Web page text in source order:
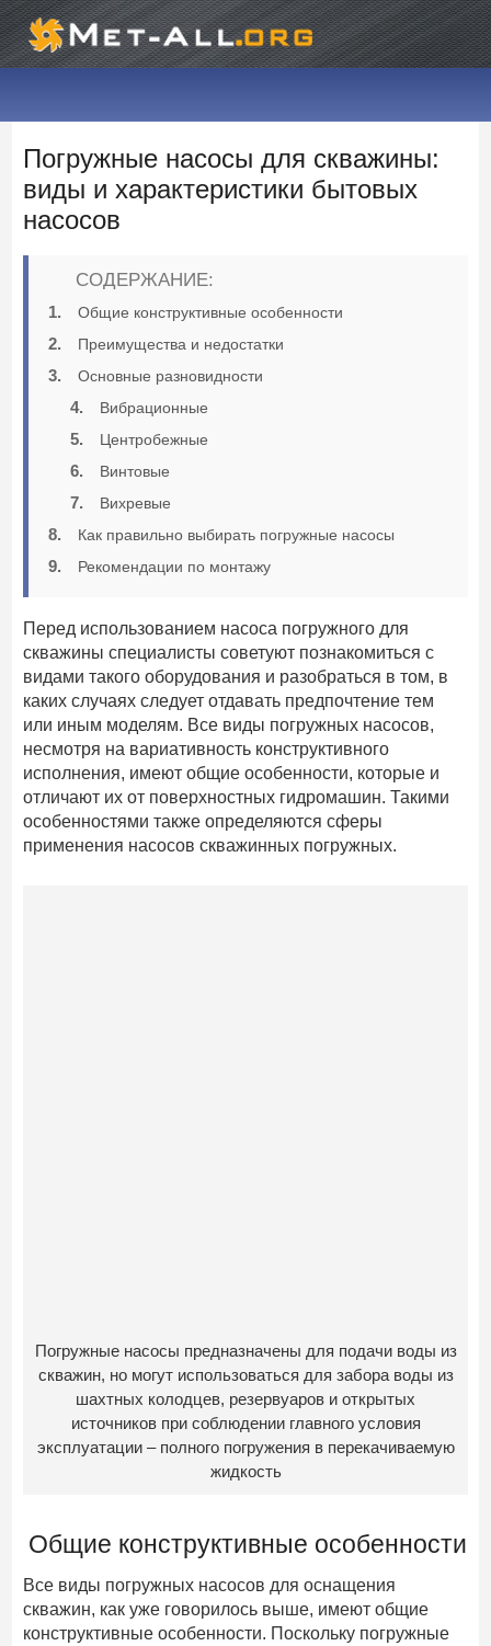
Погружные насосы для скважины:
виды и характеристики бытовых
насосов
СОДЕРЖАНИЕ:
Общие конструктивные особенности
Преимущества и недостатки
Основные разновидности
Вибрационные
Центробежные
Винтовые
Вихревые
Как правильно выбирать погружные насосы
Рекомендации по монтажу
Перед использованием насоса погружного для
скважины специалисты советуют познакомиться с
видами такого оборудования и разобраться в том, в
каких случаях следует отдавать предпочтение тем
или иным моделям. Все виды погружных насосов,
несмотря на вариативность конструктивного
исполнения, имеют общие особенности, которые и
отличают их от поверхностных гидромашин. Такими
особенностями также определяются сферы
применения насосов скважинных погружных.
Погружные насосы предназначены для подачи воды из
скважин, но могут использоваться для забора воды из
шахтных колодцев, резервуаров и открытых
источников при соблюдении главного условия
эксплуатации – полного погружения в перекачиваемую
жидкость
Общие конструктивные особенности
Все виды погружных насосов для оснащения
скважин, как уже говорилось выше, имеют общие
конструктивные особенности. Поскольку погружные